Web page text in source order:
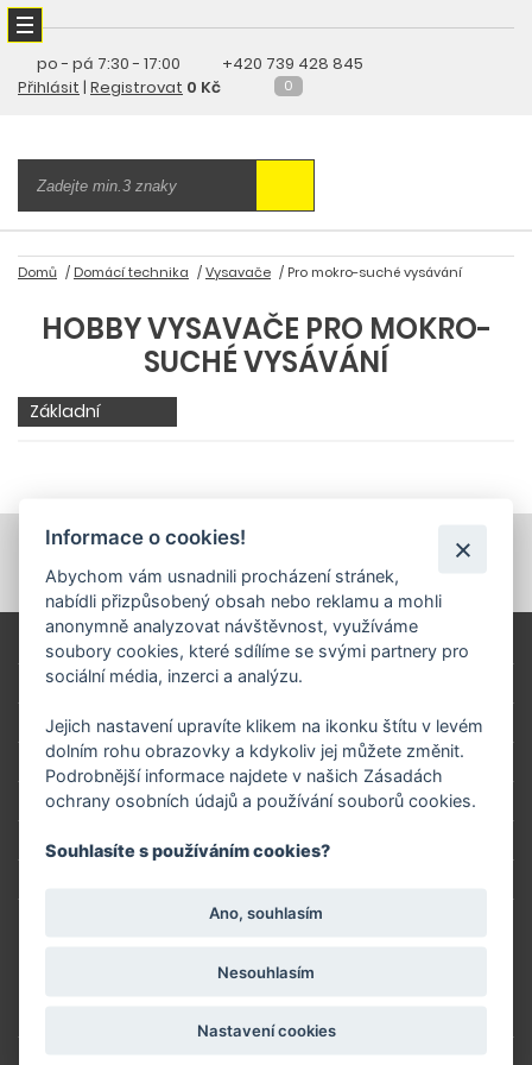
po - pá 7:30 - 17:00
+420 739 428 845
Přihlásit | Registrovat 0 Kč 0
Domů Domácí technika Vysavače Pro mokro-suché vysávání
HOBBY VYSAVAČE PRO MOKRO-
SUCHÉ VYSÁVÁNÍ
Základní
Úvod
Platba
Servis
Reklamační řád
Doprava
Obchodní podmínky
Kontakty
Informace o cookies!
Abychom vám usnadnili procházení stránek,
nabídli přizpůsobený obsah nebo reklamu a mohli
anonymně analyzovat návštěvnost, využíváme
soubory cookies, které sdílíme se svými partnery pro
sociální média, inzerci a analýzu.
Jejich nastavení upravíte klikem na ikonku štítu v levém
dolním rohu obrazovky a kdykoliv jej můžete změnit.
Podrobnější informace najdete v našich Zásadách
ochrany osobních údajů a používání souborů cookies.
Souhlasíte s používáním cookies?
Ano, souhlasím
Nesouhlasím
Nastavení cookies